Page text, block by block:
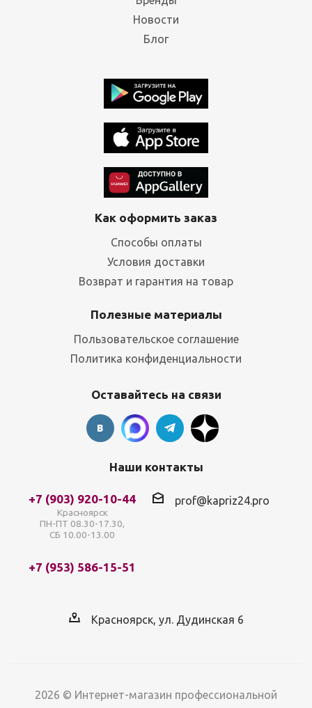
Новости
Блог
Как оформить заказ
Способы оплаты
Условия доставки
Возврат и гарантия на товар
Полезные материалы
Пользовательское соглашение
Политика конфиденциальности
Оставайтесь на связи
Наши контакты
+7 (903) 920-10-44
Красноярск
ПН-ПТ 08.30-17.30,
СБ 10.00-13.00
+7 (953) 586-15-51
prof@kapriz24.pro
Красноярск, ул. Дудинская 6
2026 © Интернет-магазин профессиональной